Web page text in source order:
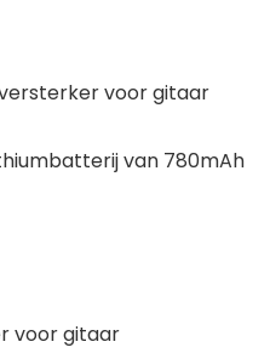
voor gitaar
van 780mAh
voor gitaar